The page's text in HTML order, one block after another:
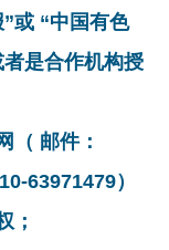
或 “中国有色
是合作机构授
（ 邮件：
63971479）
；